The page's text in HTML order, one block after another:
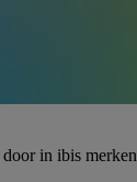
door in ibis merken